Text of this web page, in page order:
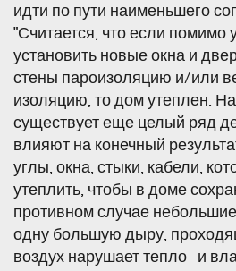
идти по пути наименьшего
"Считается, что если помимо
установить новые окна и
стены пароизоляцию и/или
изоляцию, то дом утеплен.
существует еще целый ряд
влияют на конечный
углы, окна, стыки, кабели,
утеплить, чтобы в доме
противном случае
одну большую дыру,
воздух нарушает тепло- и